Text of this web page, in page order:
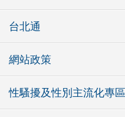
台北通
網站政策
性騷擾及性別主流化專區